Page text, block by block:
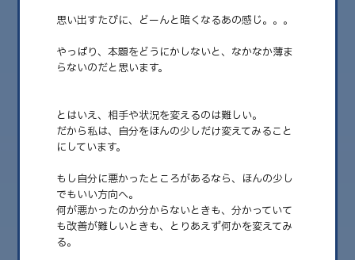
2026.05
2026.04
2026.03
2026.01
2025.12
2025.11
2025.10
2025.09
思い出すたびに、どーんと暗くなるあの感じ。。。
やっぱり、本題をどうにかしないと、なかなか薄ま
らないのだと思います。
とはいえ、相手や状況を変えるのは難しい。
だから私は、自分をほんの少しだけ変えてみること
にしています。
もし自分に悪かったところがあるなら、ほんの少し
でもいい方向へ。
何が悪かったのか分からないときも、分かっていて
も改善が難しいときも、とりあえず何かを変えてみ
る。